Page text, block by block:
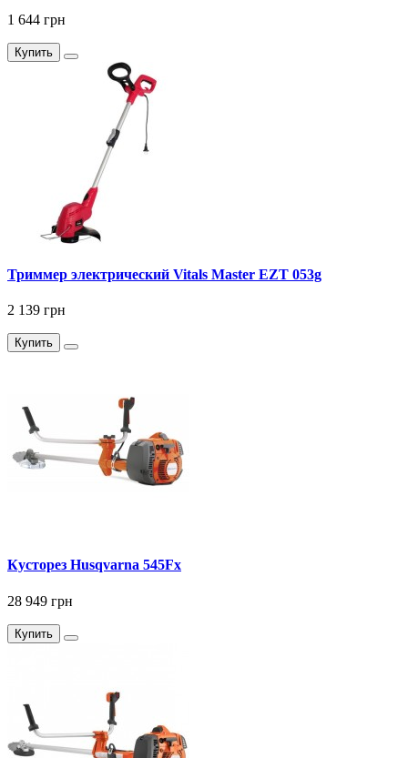
1 644 грн
Купить
Триммер электрический Vitals Master EZT 053g
2 139 грн
Купить
Кусторез Husqvarna 545Fx
28 949 грн
Купить